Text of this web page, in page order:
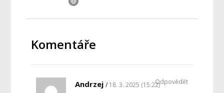
Komentáře
Andrzej 18. 3. 2025 (15:22)Odpovědět